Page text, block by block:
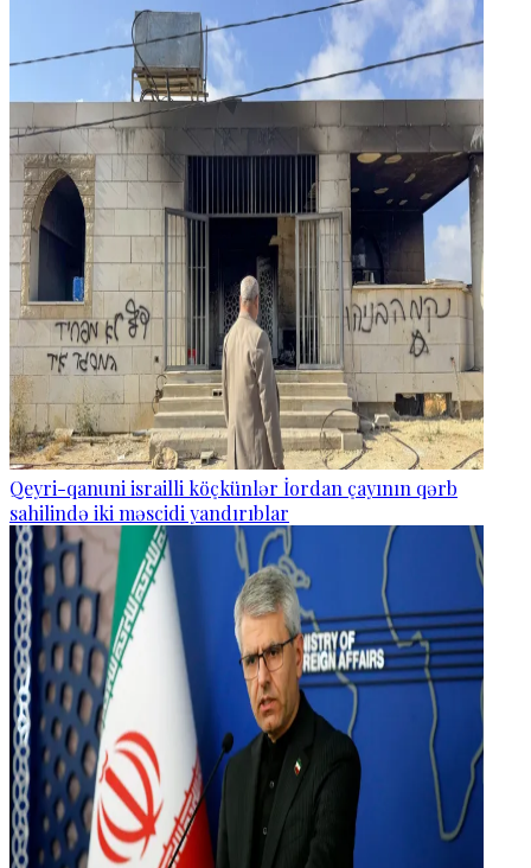
Qeyri-qanuni israilli köçkünlər İordan çayının qərb
sahilində iki məscidi yandırıblar